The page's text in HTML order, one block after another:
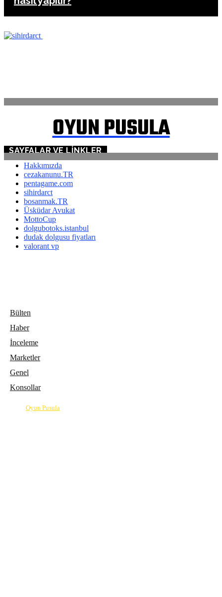
OYUN PUSULA
SAYFALAR VE LINKLER
Hakkımızda
cezakanunu.TR
pentagame.com
sihirdarct
bosanmak.TR
Üsküdar Avukat
MottoCup
dolgubotoks.istanbul
dudak dolgusu fiyatları
valorant vp
Bülten
Haber
İnceleme
Marketler
Genel
Konsollar
Oyun Pusula